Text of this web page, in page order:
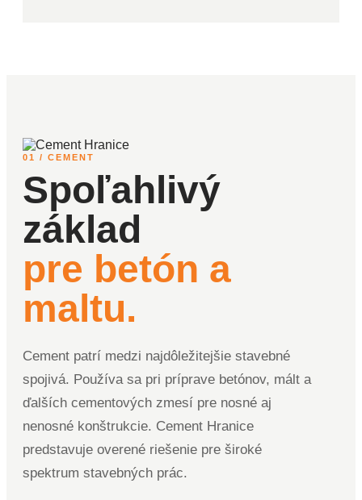
01 / CEMENT
Spoľahlivý
základ
pre betón a
maltu.
Cement patrí medzi najdôležitejšie stavebné
spojivá. Používa sa pri príprave betónov, mált a
ďalších cementových zmesí pre nosné aj
nenosné konštrukcie. Cement Hranice
predstavuje overené riešenie pre široké
spektrum stavebných prác.